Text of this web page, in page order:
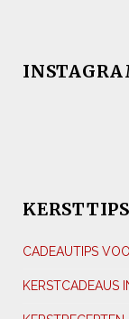
KERSTTIPS
CADEAUTIPS
KERSTCADEAUS